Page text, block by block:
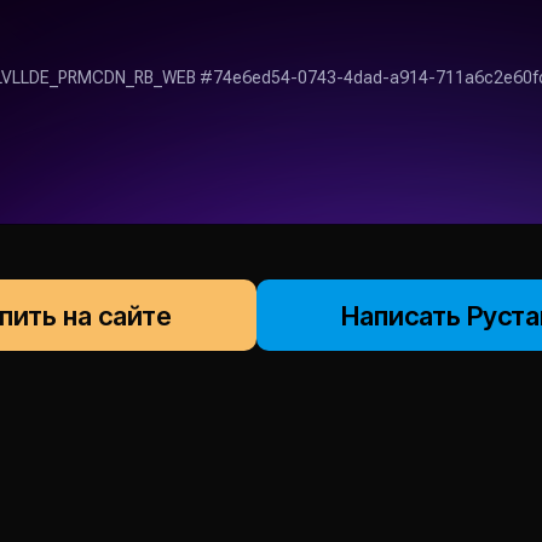
на сайте Написать